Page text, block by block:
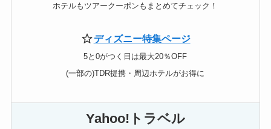
ホテルもツアークーポンもまとめてチェック！
ディズニー特集ページ
5と0がつく日は最大20％OFF
(一部の)TDR提携・周辺ホテルがお得に
Yahoo!トラベル